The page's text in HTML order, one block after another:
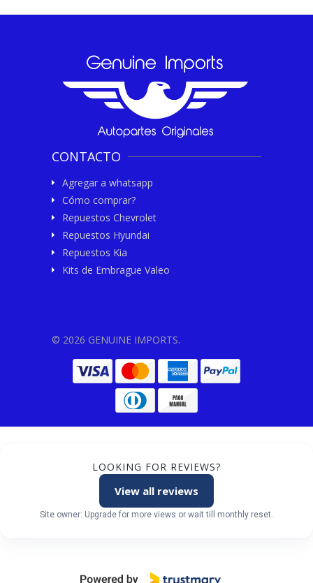
CONTACTO
Agregar a whatsapp
Cómo comprar?
Repuestos Chevrolet
Repuestos Hyundai
Repuestos Kia
Kits de Embrague Valeo
© 2026 GENUINE IMPORTS.
LOOKING FOR REVIEWS?
View all reviews
Site owner: Upgrade for more views or wait till monthly reset.